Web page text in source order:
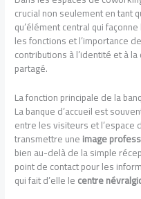
crucial non seulement en tant
qu’élément central qui
les fonctions et l’importance
contributions à l’identité et à
partagé.
La fonction principale de la
La banque d’accueil est
entre les visiteurs et
transmettre uneimage
bien au-delà de la simple
point de contact pour les
qui fait d’elle lecentre